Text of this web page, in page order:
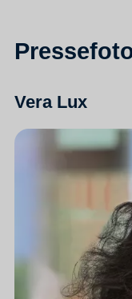
Vera Lux